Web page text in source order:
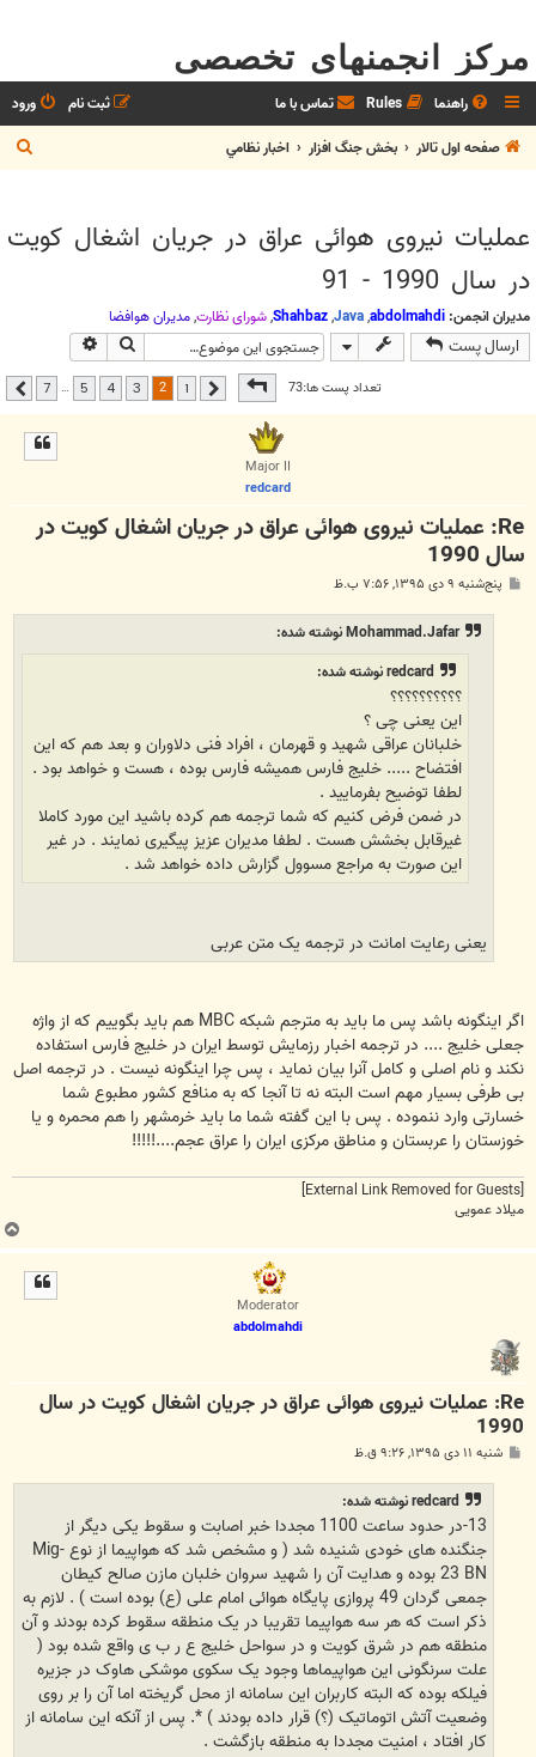
مرکز انجمنهای تخصصی
راهنما Rules تماس با ما ورود
ثبت نام
صفحه اول تالار
بخش جنگ افزار اخبار نظامي
ج
س
جعملیات نیروی هوائی عراق در جریان اشغال کویت
در سال 1990 - 91
مدیران انجمن: abdolmahdi
,
Java
,
Shahbaz
,شوراي نظارت,مديران هوافضا
ارسال پست جستجو
تعداد پست ها:73صفحه از7 قبلی 2
3
4
5
…
7 بعدی
Major II
redcard
Re: عملیات نیروی هوائی عراق در جریان اشغال کویت در
سال 1990
پ پنج‌شنبه ۹ دی ۱۳۹۵, ۷:۵۶ ب.ظ
Mohammad.Jafar نوشته شده:
redcard نوشته شده:
؟؟؟؟؟؟؟؟؟؟
این یعنی چی ؟
خلبانان عراقی شهید و قهرمان ، افراد فنی دلاوران و بعد هم که این
افتضاح ..... خلیج فارس همیشه فارس بوده ، هست و خواهد بود .
لطفا توضیح بفرمایید .
در ضمن فرض کنیم که شما ترجمه هم کرده باشید این مورد کاملا
غیرقابل بخشش هست . لطفا مدیران عزیز پیگیری نمایند . در غیر
این صورت به مراجع مسوول گزارش داده خواهد شد .
یعنی رعایت امانت در ترجمه یک متن عربی
اگر اینگونه باشد پس ما باید به مترجم شبکه MBC هم باید بگوییم که از واژه
جعلی خلیج .... در ترجمه اخبار رزمایش توسط ایران در خلیج فارس استفاده
نکند و نام اصلی و کامل آنرا بیان نماید ، پس چرا اینگونه نیست . در ترجمه اصل
بی طرفی بسیار مهم است البته نه تا آنجا که به منافع کشور مطبوع شما
خسارتی وارد ننموده . پس با این گفته شما ما باید خرمشهر را هم محمره و یا
خوزستان را عربستان و مناطق مرکزی ایران را عراق عجم....!!!!!
میلاد عمویی
ب
ا
Moderator
abdolmahdi
Re: عملیات نیروی هوائی عراق در جریان اشغال کویت در سال
1990
پ شنبه ۱۱ دی ۱۳۹۵, ۹:۲۶ ق.ظ
redcard نوشته شده:
13-در حدود ساعت 1100 مجددا خبر اصابت و سقوط یکی دیگر از
جنگنده های خودی شنیده شد ( و مشخص شد که هواپیما از نوع Mig-
23 BN بوده و هدایت آن را شهید سروان خلبان مازن صالح كيطان
جمعی گردان 49 پروازی پایگاه هوائی امام علی (ع) بوده است ) . لازم به
ذکر است که هر سه هواپیما تقریبا در یک منطقه سقوط کرده بودند و آن
منطقه هم در شرق کویت و در سواحل خلیج ع ر ب ی واقع شده بود (
علت سرنگونی این هواپیماها وجود یک سکوی موشکی هاوک در جزیره
فیلکه بوده که البته کاربران این سامانه از محل گریخته اما آن را بر روی
وضعیت آتش اتوماتیک (؟) قرار داده بودند ) *. پس از آنکه این سامانه از
کار افتاد ، امنیت مجددا به منطقه بازگشت .